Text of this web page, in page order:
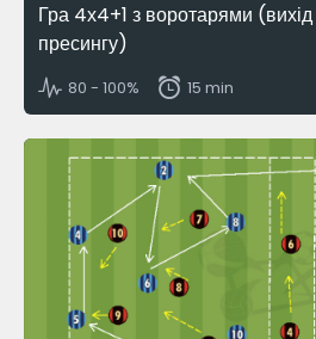
Гра 4х4+1 з воротарями (вихід
пресингу)
80 - 100% 15 min